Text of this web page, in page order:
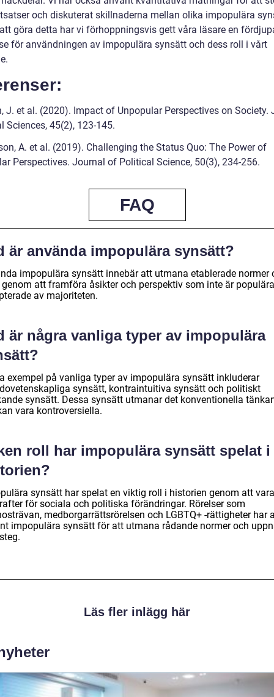
och diskuterat skillnaderna mellan olika impopulära
göra detta har vi förhoppningsvis gett våra läsare en
för användningen av impopulära synsätt och dess roll i vårt
J. et al. (2020). Impact of Unpopular Perspectives on Society.
Sciences, 45(2), 123-145.
A. et al. (2019). Challenging the Status Quo: The Power of
Perspectives. Journal of Political Science, 50(3), 234-256.
FAQ
är använda impopulära synsätt?
impopulära synsätt innebär att utmana etablerade normer
genom att framföra åsikter och perspektiv som inte är
av majoriteten.
är några vanliga typer av impopulära
exempel på vanliga typer av impopulära synsätt inkluderar
synsätt, kontraintuitiva synsätt och politiskt
synsätt. Dessa synsätt utmanar det konventionella
vara kontroversiella.
roll har impopulära synsätt spelat i
synsätt har spelat en viktig roll i historien genom att vara
för sociala och politiska förändringar. Rörelser som
medborgarrättsrörelsen och LGBTQ+ -rättigheter har
impopulära synsätt för att utmana rådande normer och
Läs fler inlägg här